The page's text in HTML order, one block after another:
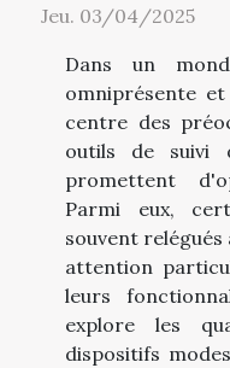
Jeu. 03/04/2025
Dans un
omniprésente
centre des
outils de suivi
promettent
Parmi eux,
souvent
attention
leurs
explore les
dispositifs